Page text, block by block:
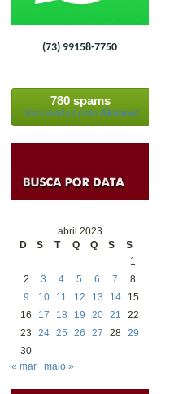
(73) 99158-7750
780 spams
bloqueados pelo Akismet
abril 2023
D
S T Q Q S
S
1
2
3 4 5 6 7
8
9
10 11 12 13 14
15
16
17 18 19 20 21
22
23
24 25 26 27 28 29
30
« mar
maio »